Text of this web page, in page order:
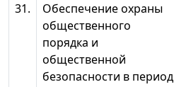
31.
Обеспечение охраны
общественного
порядка и
общественной
безопасности в период